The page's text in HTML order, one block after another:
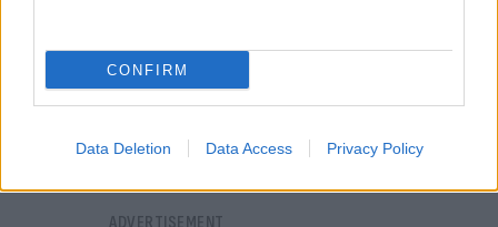
CONFIRM
Data Deletion Data Access Privacy Policy